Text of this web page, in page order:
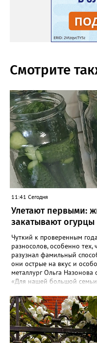
Смотрите
11:41 Сегодня
Улетают первыми:
закатывают
Чуткий к проверенным
разносолов, особенно тех,
разузнал фамильный
они острые на вкус и
металлург Ольга Назонова
«Для нашей большой
улетают со стола первыми,
отметила Ольга. –
уже полны огурцов.
кетчупом и попробуйте
его «Бомбяо». Первое,